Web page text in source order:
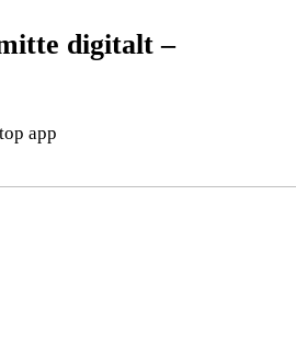
digitalt –
app